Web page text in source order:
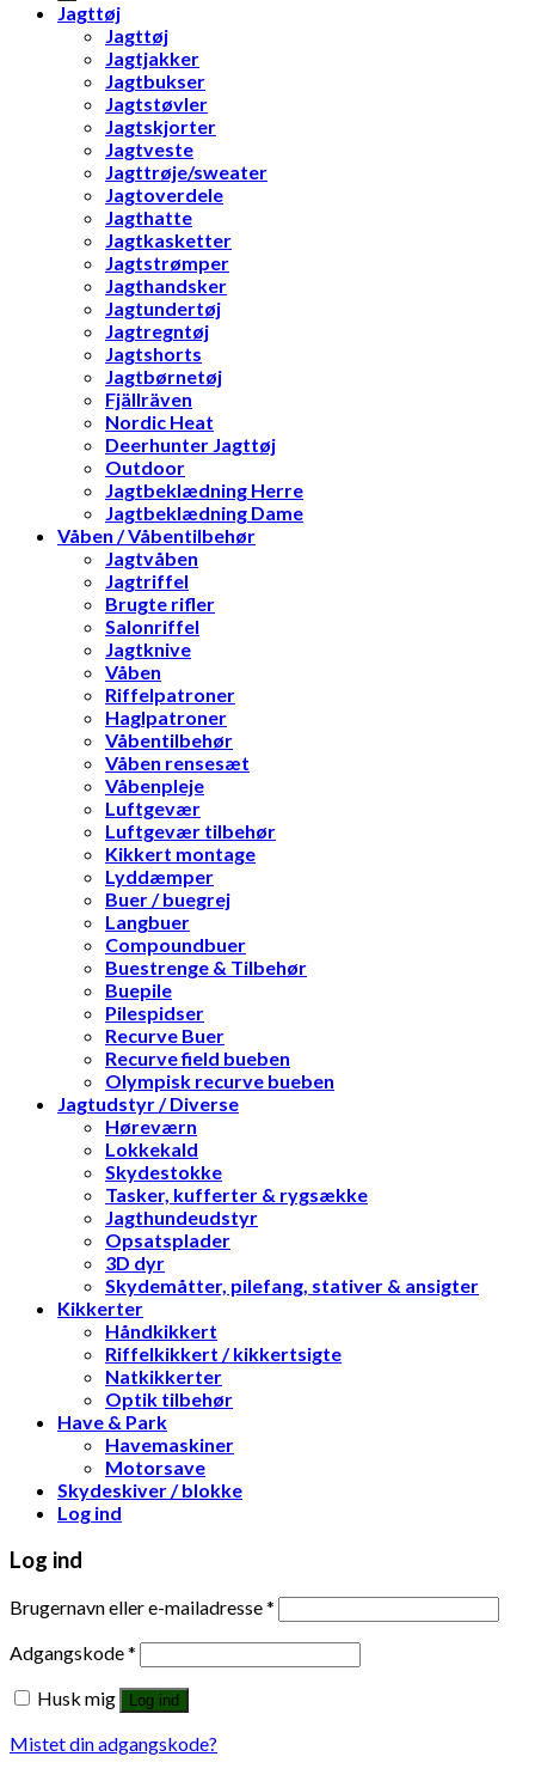
Jagttøj
Jagttøj
Jagtjakker
Jagtbukser
Jagtstøvler
Jagtskjorter
Jagtveste
Jagttrøje/sweater
Jagtoverdele
Jagthatte
Jagtkasketter
Jagtstrømper
Jagthandsker
Jagtundertøj
Jagtregntøj
Jagtshorts
Jagtbørnetøj
Fjällräven
Nordic Heat
Deerhunter Jagttøj
Outdoor
Jagtbeklædning Herre
Jagtbeklædning Dame
Våben / Våbentilbehør
Jagtvåben
Jagtriffel
Brugte rifler
Salonriffel
Jagtknive
Våben
Riffelpatroner
Haglpatroner
Våbentilbehør
Våben rensesæt
Våbenpleje
Luftgevær
Luftgevær tilbehør
Kikkert montage
Lyddæmper
Buer / buegrej
Langbuer
Compoundbuer
Buestrenge & Tilbehør
Buepile
Pilespidser
Recurve Buer
Recurve field bueben
Olympisk recurve bueben
Jagtudstyr / Diverse
Høreværn
Lokkekald
Skydestokke
Tasker, kufferter & rygsække
Jagthundeudstyr
Opsatsplader
3D dyr
Skydemåtter, pilefang, stativer & ansigter
Kikkerter
Håndkikkert
Riffelkikkert / kikkertsigte
Natkikkerter
Optik tilbehør
Have & Park
Havemaskiner
Motorsave
Skydeskiver / blokke
Log ind
Log ind
Brugernavn eller e-mailadresse*
Adgangskode*
Husk mig
Log ind
Mistet din adgangskode?